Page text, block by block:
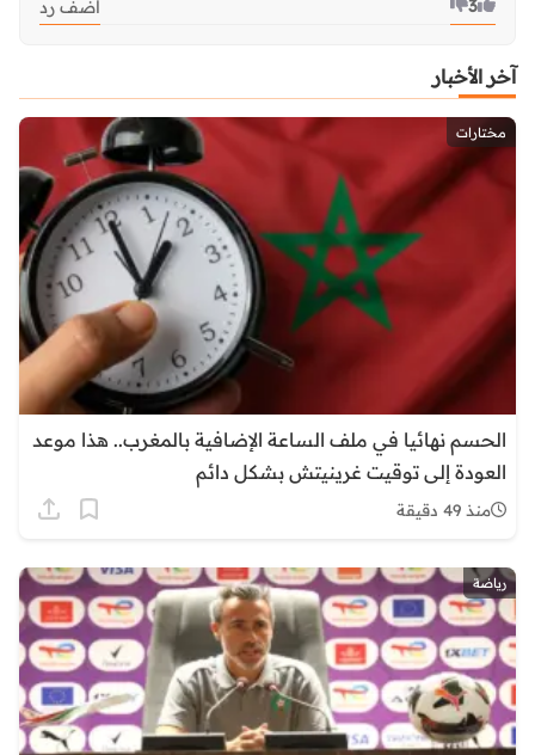
3 أضف رد
آخر الأخبار
مختارات
الحسم نهائيا في ملف الساعة الإضافية بالمغرب.. هذا موعد
العودة إلى توقيت غرينيتش بشكل دائم
منذ 49 دقيقة
رياضة